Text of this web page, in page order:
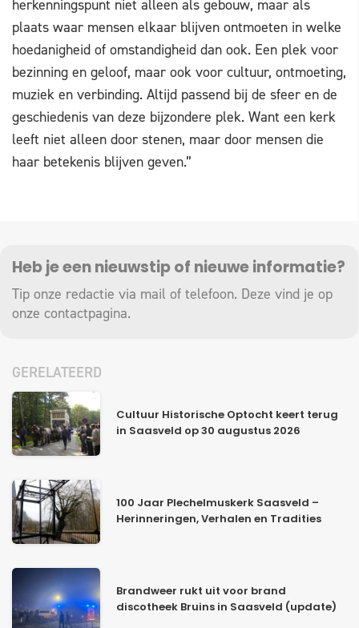
herkenningspunt niet alleen als gebouw, maar als
plaats waar mensen elkaar blijven ontmoeten in welke
hoedanigheid of omstandigheid dan ook. Een plek voor
bezinning en geloof, maar ook voor cultuur, ontmoeting,
muziek en verbinding. Altijd passend bij de sfeer en de
geschiedenis van deze bijzondere plek. Want een kerk
leeft niet alleen door stenen, maar door mensen die
haar betekenis blijven geven.”
Heb je een nieuwstip of nieuwe informatie?
Tip onze redactie via mail of telefoon. Deze vind je op
onze contactpagina.
GERELATEERD
Cultuur Historische Optocht keert terug
in Saasveld op 30 augustus 2026
100 Jaar Plechelmuskerk Saasveld –
Herinneringen, Verhalen en Tradities
Brandweer rukt uit voor brand
discotheek Bruins in Saasveld (update)